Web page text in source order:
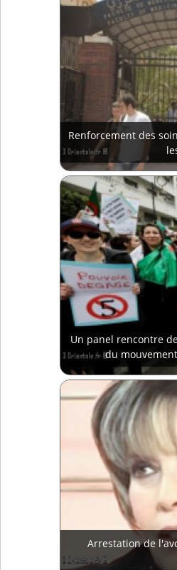
Renforcement des
Un panel rencontre
du
Arrestation de